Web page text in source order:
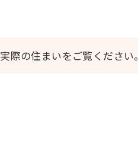
際の住まいをご覧ください。